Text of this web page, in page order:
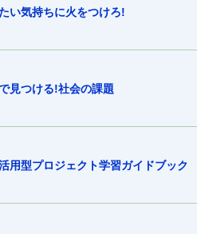
い気持ちに火をつけろ!
見つける!社会の課題
用型プロジェクト学習ガイドブック